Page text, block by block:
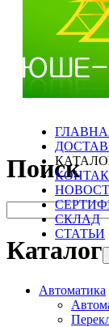
СКЛАД
СТАТЬИ
Поиск
Каталог
Автоматика